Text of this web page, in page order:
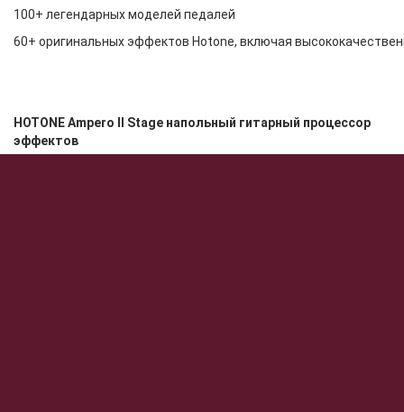
100+ легендарных моделей педалей
60+ оригинальных эффектов Hotone, включая
HOTONE Ampero II Stage напольный гитарный процессор
эффектов